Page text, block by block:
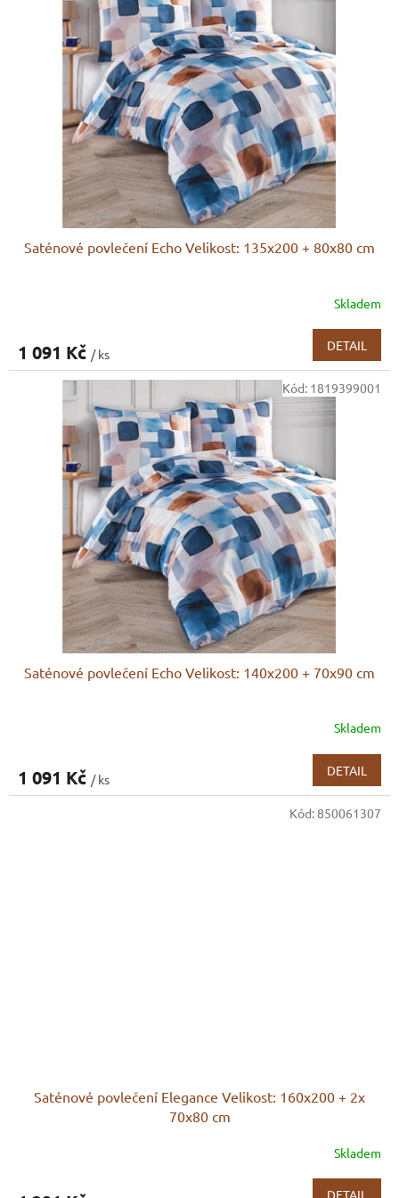
Saténové povlečení Echo Velikost: 135x200 + 80x80 cm
Skladem
1 091 Kč / ks
DETAIL
Saténové povlečení Echo Velikost: 140x200 + 70x90 cm
Skladem
1 091 Kč / ks
DETAIL
Kód: 1819399001
Saténové povlečení Elegance Velikost: 160x200 + 2x
70x80 cm
Skladem
Kód:850061307